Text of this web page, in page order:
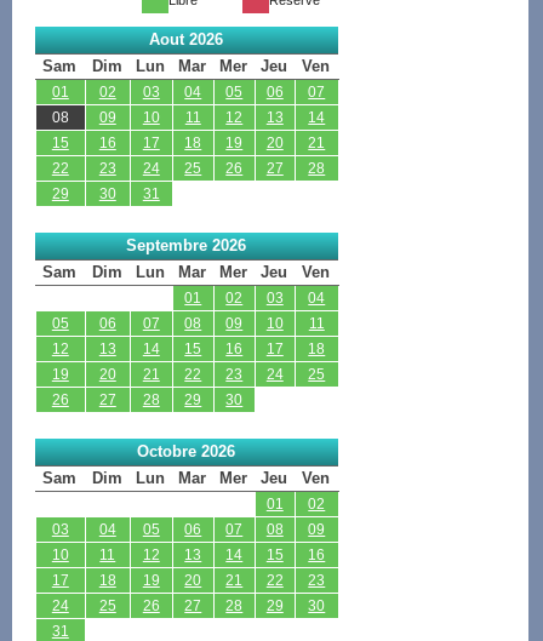
Aout 2026
Sam
Dim Lun Mar Mer Jeu Ven
01 02 03 04 05 06
07
08
09 10 11 12 13
14
15
16 17 18 19 20
21
22
23 24 25 26 27
28
29
30 31
Septembre 2026
Sam
Dim Lun Mar Mer Jeu Ven
01 02 03
04
05
06 07 08 09 10
11
12
13 14 15 16 17
18
19
20 21 22 23 24
25
26
27 28 29 30
Octobre 2026
Sam
Dim Lun Mar Mer Jeu Ven
01
02
03
04 05 06 07 08
09
10
11 12 13 14 15
16
17
18 19 20 21 22
23
24
25 26 27 28 29
30
31